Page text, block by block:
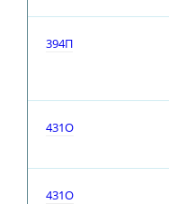
394П
431О
431О